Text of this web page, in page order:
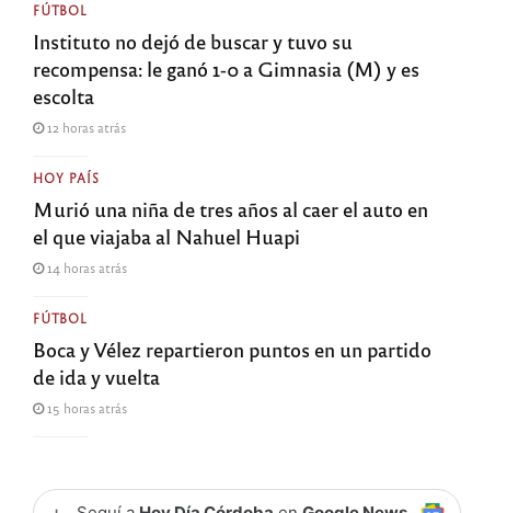
FÚTBOL
Instituto no dejó de buscar y tuvo su
recompensa: le ganó 1-0 a Gimnasia (M) y es
escolta
12 horas atrás
HOY PAÍS
Murió una niña de tres años al caer el auto en
el que viajaba al Nahuel Huapi
14 horas atrás
FÚTBOL
Boca y Vélez repartieron puntos en un partido
de ida y vuelta
15 horas atrás